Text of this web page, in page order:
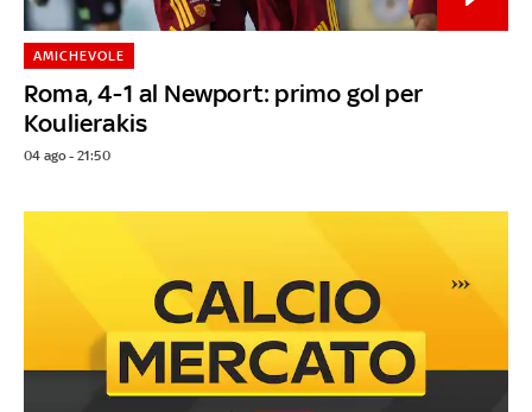
Roma, 4-1 al Newport: primo gol per
Koulierakis
AMICHEVOLE
04 ago - 21:50